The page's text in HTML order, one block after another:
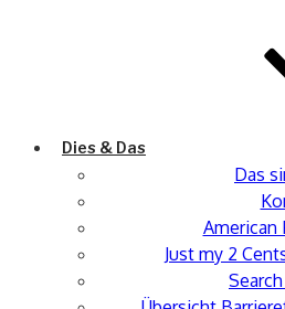
Dies & Das
Das
American
Just my 2